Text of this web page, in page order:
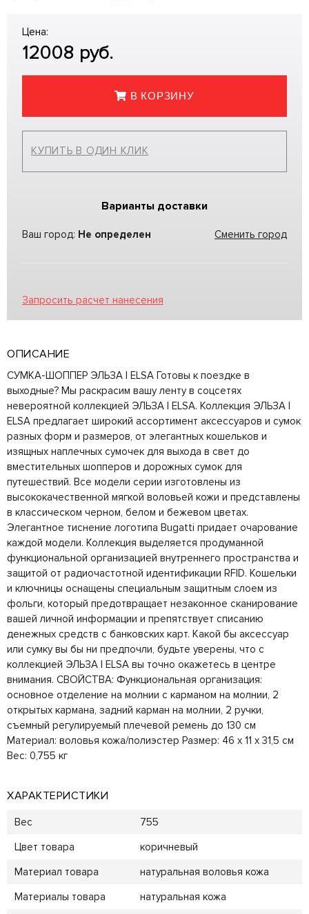
Цена:
12008 руб.
В КОРЗИНУ
КУПИТЬ В ОДИН КЛИК
Варианты доставки
Ваш город: Не определен Сменить город
Запросить расчет нанесения
ОПИСАНИЕ
СУМКА-ШОППЕР ЭЛЬЗА | ELSA Готовы к поездке в
выходные? Мы раскрасим вашу ленту в соцсетях
невероятной коллекцией ЭЛЬЗА | ELSA. Коллекция ЭЛЬЗА |
ELSA предлагает широкий ассортимент аксессуаров и сумок
разных форм и размеров, от элегантных кошельков и
изящных наплечных сумочек для выхода в свет до
вместительных шопперов и дорожных сумок для
путешествий. Все модели серии изготовлены из
высококачественной мягкой воловьей кожи и представлены
в классическом черном, белом и бежевом цветах.
Элегантное тиснение логотипа Bugatti придает очарование
каждой модели. Коллекция выделяется продуманной
функциональной организацией внутреннего пространства и
защитой от радиочастотной идентификации RFID. Кошельки
и ключницы оснащены специальным защитным слоем из
фольги, который предотвращает незаконное сканирование
вашей личной информации и препятствует списанию
денежных средств с банковских карт. Какой бы аксессуар
или сумку вы бы ни предпочли, будьте уверены, что с
коллекцией ЭЛЬЗА | ELSA вы точно окажетесь в центре
внимания. СВОЙСТВА: Функциональная организация:
основное отделение на молнии с карманом на молнии, 2
открытых кармана, задний карман на молнии, 2 ручки,
съемный регулируемый плечевой ремень до 130 см
Материал: воловья кожа/полиэстер Размер: 46 х 11 х 31,5 см
Вес: 0,755 кг
ХАРАКТЕРИСТИКИ
Вес
755
Цвет товара
коричневый
Материал товара
натуральная воловья кожа
Материалы товара
натуральная кожа